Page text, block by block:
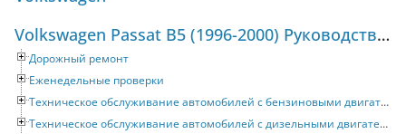
Volkswagen Passat B5 (1996-2000) Руководство по ремонту и техническому обслуживанию
Дорожный ремонт
Еженедельные проверки
Техническое обслуживание автомобилей с бензиновыми двигателями
Техническое обслуживание автомобилей с дизельными двигателями